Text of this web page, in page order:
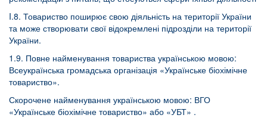
I.8. Товариство поширює свою діяльність на території України
та може створювати свої відокремлені підрозділи на території
України.
1.9. Повне найменування товариства українською мовою:
Всеукраїнська громадська організація «Українське біохімічне
товариство».
Скорочене найменування українською мовою: ВГО
«Українське біохімічне товариство» або «УБТ» .